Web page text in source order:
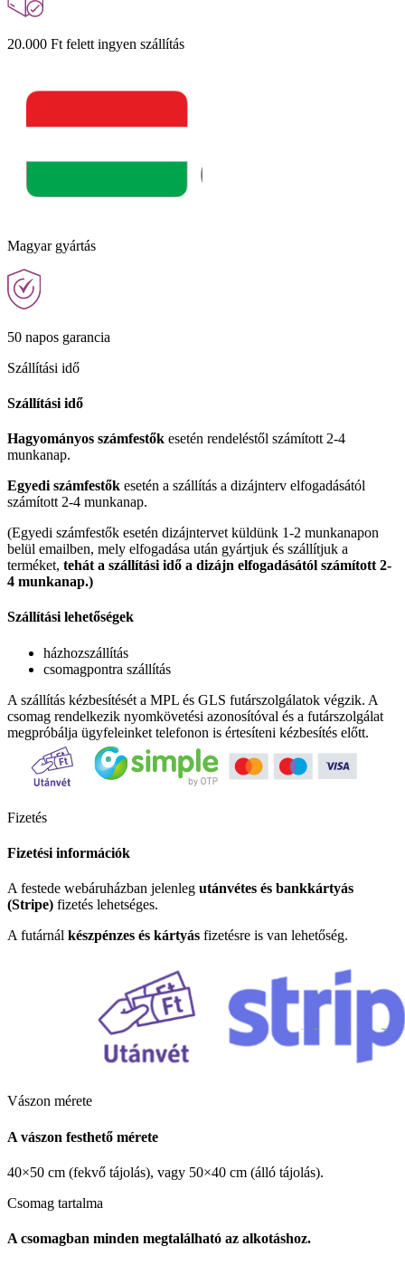
20.000 Ft felett ingyen szállítás
Magyar gyártás
50 napos garancia
Szállítási idő
Szállítási idő
Hagyományos számfestők esetén rendeléstől számított 2-4
munkanap.
Egyedi számfestők esetén a szállítás a dizájnterv elfogadásától
számított 2-4 munkanap.
(Egyedi számfestők esetén dizájntervet küldünk 1-2 munkanapon
belül emailben, mely elfogadása után gyártjuk és szállítjuk a
terméket, tehát a szállítási idő a dizájn elfogadásától számított 2-
4 munkanap.)
Szállítási lehetőségek
házhozszállítás
csomagpontra szállítás
A szállítás kézbesítését a MPL és GLS futárszolgálatok végzik. A
csomag rendelkezik nyomkövetési azonosítóval és a futárszolgálat
megpróbálja ügyfeleinket telefonon is értesíteni kézbesítés előtt.
Fizetés
Fizetési információk
A festede webáruházban jelenleg utánvétes és bankkártyás
(Stripe) fizetés lehetséges.
A futárnál készpénzes és kártyás fizetésre is van lehetőség.
Vászon mérete
A vászon festhető mérete
40×50 cm (fekvő tájolás), vagy 50×40 cm (álló tájolás).
Csomag tartalma
A csomagban minden megtalálható az alkotáshoz.